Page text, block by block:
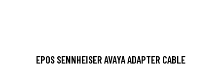
EPOS SENNHEISER AVAYA ADAPTER CABLE